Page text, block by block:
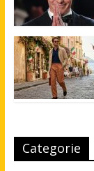
Categorie